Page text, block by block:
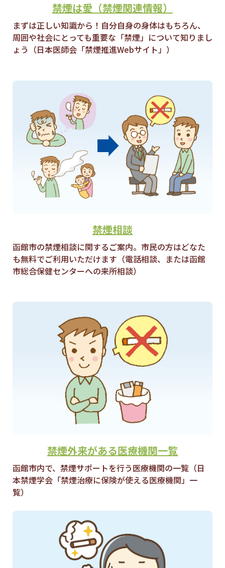
禁煙は愛（禁煙関連情報）
まずは正しい知識から！自分自身の身体はもちろん、
周囲や社会にとっても重要な「禁煙」について知りまし
ょう（日本医師会「禁煙推進Webサイト」）
禁煙相談
函館市の禁煙相談に関するご案内。市民の方はどなた
も無料でご利用いただけます（電話相談、または函館
市総合保健センターへの来所相談）
禁煙外来がある医療機関一覧
函館市内で、禁煙サポートを行う医療機関の一覧（日
本禁煙学会「禁煙治療に保険が使える医療機関」一
覧）